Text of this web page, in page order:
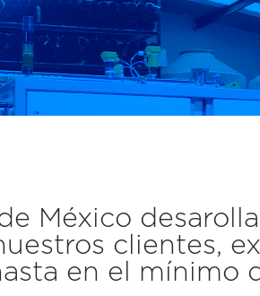
México
clientes,
en el mínimo